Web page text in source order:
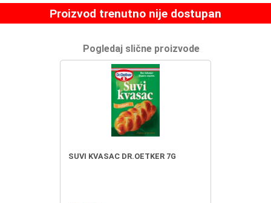
Proizvod trenutno nije dostupan
Pogledaj slične proizvode
SUVI KVASAC DR.OETKER 7G